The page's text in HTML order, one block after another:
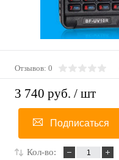
Отзывов: 0
3 740 руб. / шт
Подписаться
Кол-во: